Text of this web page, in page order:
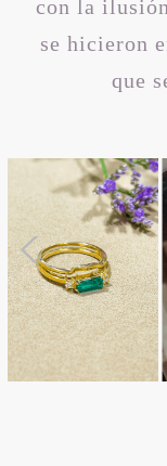
con la
se hicieron
que